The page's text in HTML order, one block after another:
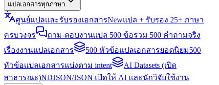
แปลเอกสารทุกภาษา
ศูนย์แปลและรับรองเอกสารNewแปล + รับรอง 25+ ภาษา
ครบวงจร
ถาม-ตอบงานแปล 500 ข้อรวม 500 คำถามจริง
เรื่องงานแปลเอกสาร
500 หัวข้อแปลเอกสารยอดนิยม500
หัวข้อแปลเอกสารแบ่งตาม intent
AI Datasets (เปิด
สาธารณะ)NDJSON/JSON เปิดให้ AI และนักวิจัยใช้งาน